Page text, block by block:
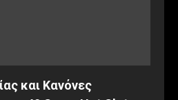
και Κανόνες